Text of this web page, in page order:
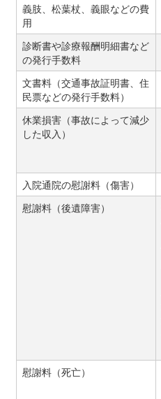
義肢、松葉杖、義眼などの費
用
診断書や診療報酬明細書など
の発行手数料
文書料（交通事故証明書、住
民票などの発行手数料）
休業損害（事故によって減少
した収入）
入院通院の慰謝料（傷害）
慰謝料（後遺障害）
慰謝料（死亡）